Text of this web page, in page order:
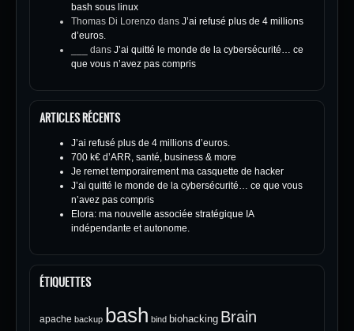
bash sous linux
Thomas Di Lorenzo dans J’ai refusé plus de 4 millions
d’euros.
dans J’ai quitté le monde de la cybersécurité… ce
que vous n’avez pas compris
ARTICLES RÉCENTS
J’ai refusé plus de 4 millions d’euros.
700 k€ d’ARR, santé, business & more
Je remet temporairement ma casquette de hacker
J’ai quitté le monde de la cybersécurité… ce que vous
n’avez pas compris
Elora: ma nouvelle associée stratégique IA
indépendante et autonome.
ÉTIQUETTES
apache backup bash bind biohacking Brain